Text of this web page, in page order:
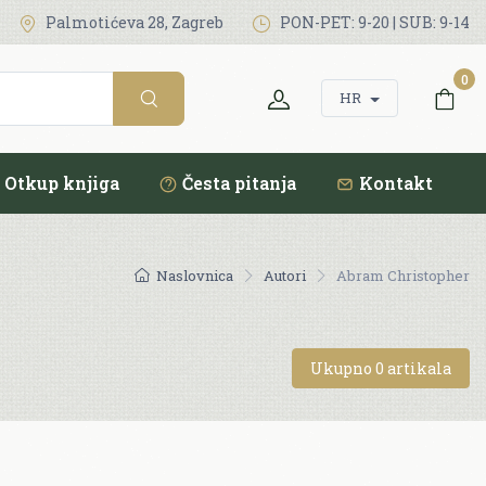
Palmotićeva 28, Zagreb PON-PET: 9-20 | SUB: 9-14
HR
0
Otkup knjiga Česta pitanja Kontakt
Naslovnica Autori Abram Christopher
Ukupno 0 artikala